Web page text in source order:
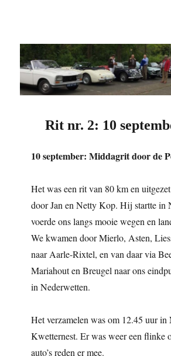
OCNC – Oldtimer
Classics
Rit nr. 2: 10
10 september: Middagrit door de
Het was een rit van 80 km en
door Jan en Netty Kop. Hij startte in
voerde ons langs mooie wegen en
We kwamen door Mierlo, Asten,
naar Aarle-Rixtel, en van daar via
Mariahout en Breugel naar ons
in Nederwetten.
Het verzamelen was om 12.45 uur
Kwetternest. Er was weer een flinke
auto’s reden er mee.